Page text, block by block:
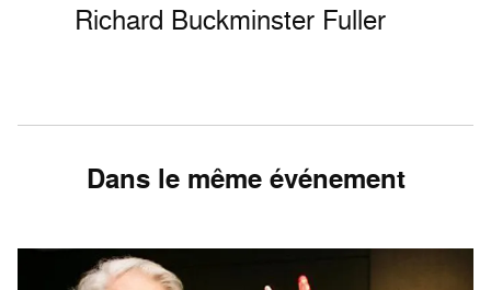
Richard Buckminster Fuller
Dans le même événement